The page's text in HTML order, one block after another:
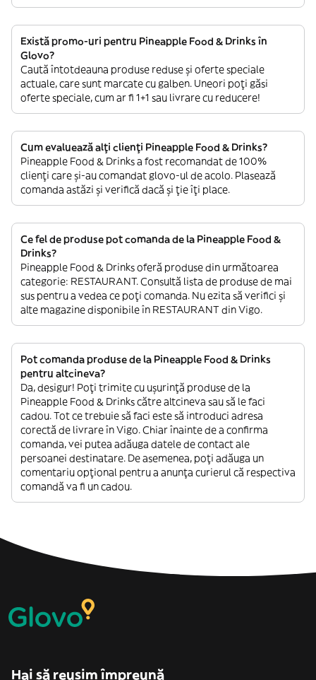
Există promo-uri pentru Pineapple Food & Drinks în
Glovo?
Caută întotdeauna produse reduse și oferte speciale
actuale, care sunt marcate cu galben. Uneori poți găsi
oferte speciale, cum ar fi 1+1 sau livrare cu reducere!
Cum evaluează alți clienți Pineapple Food & Drinks?
Pineapple Food & Drinks a fost recomandat de 100%
clienți care și-au comandat glovo-ul de acolo. Plasează
comanda astăzi și verifică dacă și ție îți place.
Ce fel de produse pot comanda de la Pineapple Food &
Drinks?
Pineapple Food & Drinks oferă produse din următoarea
categorie: RESTAURANT. Consultă lista de produse de mai
sus pentru a vedea ce poți comanda. Nu ezita să verifici și
alte magazine disponibile în RESTAURANT din Vigo.
Pot comanda produse de la Pineapple Food & Drinks
pentru altcineva?
Da, desigur! Poți trimite cu ușurință produse de la
Pineapple Food & Drinks către altcineva sau să le faci
cadou. Tot ce trebuie să faci este să introduci adresa
corectă de livrare în Vigo. Chiar înainte de a confirma
comanda, vei putea adăuga datele de contact ale
persoanei destinatare. De asemenea, poți adăuga un
comentariu opțional pentru a anunța curierul că respectiva
comandă va fi un cadou.
Hai să reușim împreună